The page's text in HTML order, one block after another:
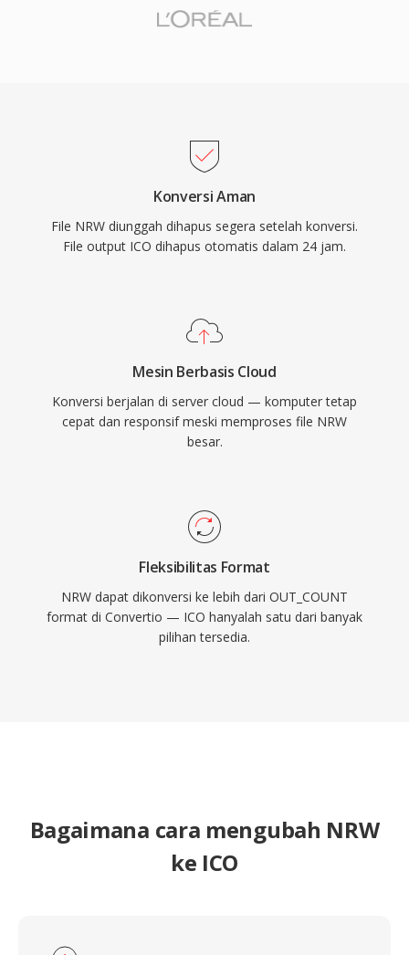
Konversi Aman
File NRW diunggah dihapus segera setelah konversi.
File output ICO dihapus otomatis dalam 24 jam.
Mesin Berbasis Cloud
Konversi berjalan di server cloud — komputer tetap
cepat dan responsif meski memproses file NRW
besar.
Fleksibilitas Format
NRW dapat dikonversi ke lebih dari OUT_COUNT
format di Convertio — ICO hanyalah satu dari banyak
pilihan tersedia.
Bagaimana cara mengubah NRW
ke ICO